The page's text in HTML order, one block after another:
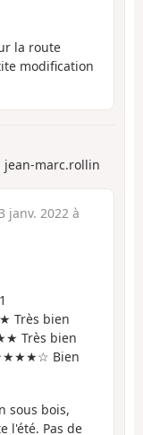
la route
modification
jean-marc.rollin
janv. 2022 à
bien
Très bien
Bien
sous bois,
l'été. Pas de